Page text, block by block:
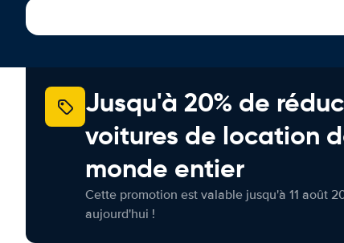
Jusqu'à 20% de
voitures de location
monde entier
Cette promotion est valable jusqu'à 11 août
aujourd'hui !